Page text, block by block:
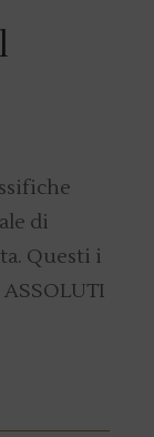
di
Questi i